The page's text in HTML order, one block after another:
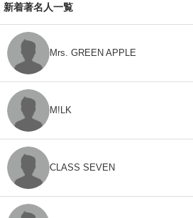
新着著名人一覧
Mrs. GREEN APPLE
M!LK
CLASS SEVEN